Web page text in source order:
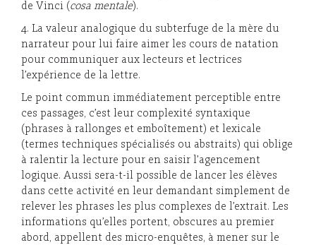
de Vinci (cosa mentale).
4. La valeur analogique du subterfuge de la mère du
narrateur pour lui faire aimer les cours de natation
pour communiquer aux lecteurs et lectrices
l’expérience de la lettre.
Le point commun immédiatement perceptible entre
ces passages, c’est leur complexité syntaxique
(phrases à rallonges et emboîtement) et lexicale
(termes techniques spécialisés ou abstraits) qui oblige
à ralentir la lecture pour en saisir l’agencement
logique. Aussi sera-t-il possible de lancer les élèves
dans cette activité en leur demandant simplement de
relever les phrases les plus complexes de l’extrait. Les
informations qu’elles portent, obscures au premier
abord, appellent des micro-enquêtes, à mener sur le